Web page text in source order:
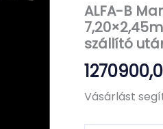
ALFA-B
szállító
Vásárlást